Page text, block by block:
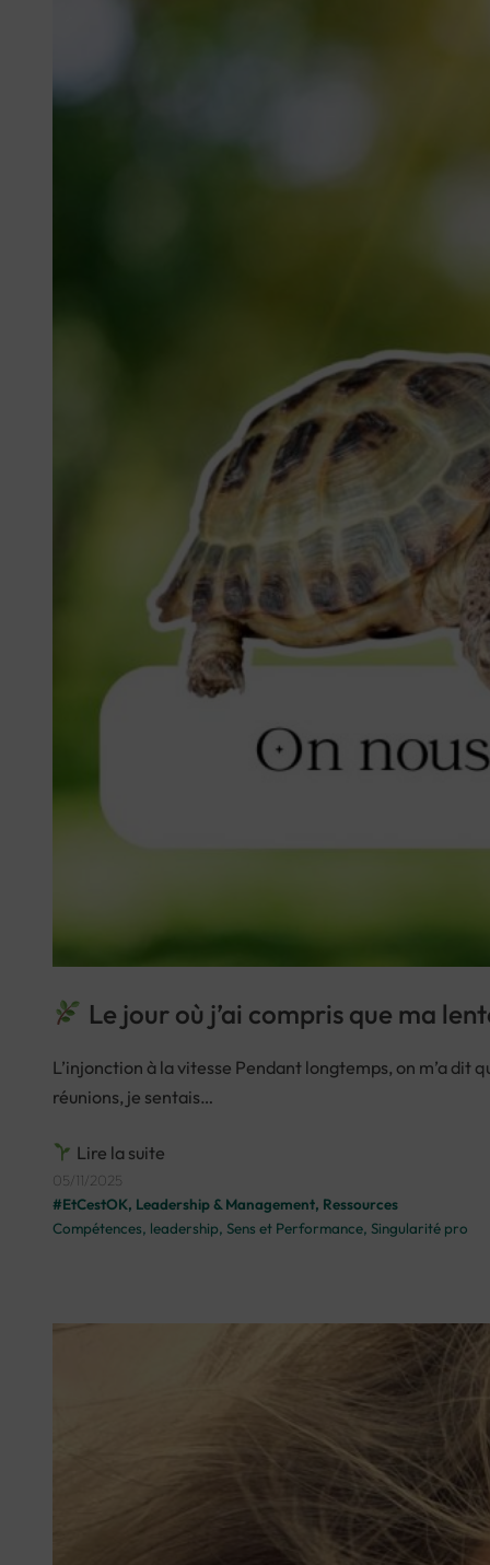
Le jour où j’ai compris que ma
L’injonction à la vitesse Pendant longtemps, on m’a
réunions, je sentais…
Lire la suite
05/11/2025
#EtCestOK, Leadership & Management, Ressources
Compétences, leadership, Sens et Performance, Singularité pro